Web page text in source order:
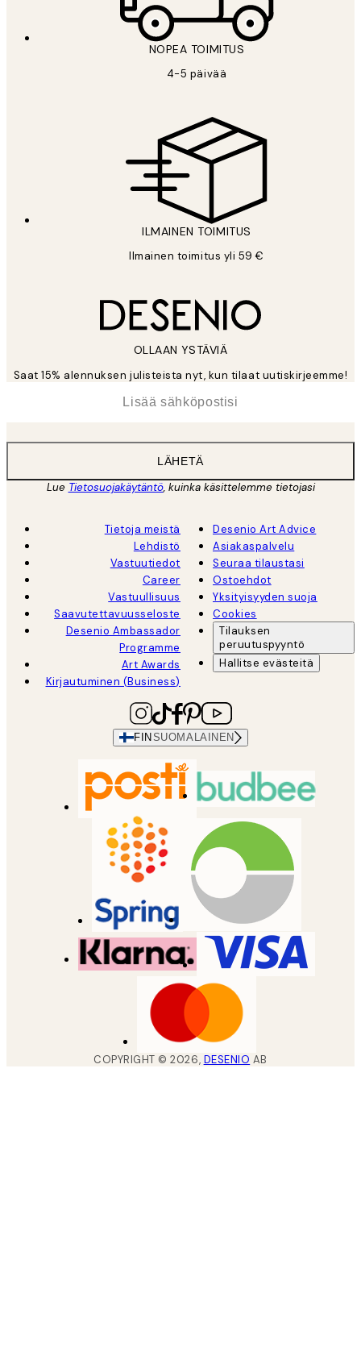
NOPEA TOIMITUS
4-5 päivää
ILMAINEN TOIMITUS
Ilmainen toimitus yli 59 €
OLLAAN YSTÄVIÄ
Saat 15% alennuksen julisteista nyt, kun tilaat uutiskirjeemme!
LÄHETÄ
Lue Tietosuojakäytäntö, kuinka käsittelemme tietojasi
Tietoja meistä
Lehdistö
Vastuutiedot
Career
Vastuullisuus
Saavutettavuusseloste
Desenio Ambassador
Programme
Art Awards
Kirjautuminen (Business)
Desenio Art Advice
Asiakaspalvelu
Seuraa tilaustasi
Ostoehdot
Yksityisyyden suoja
Cookies
Tilauksen
peruutuspyyntö
Hallitse evästeitä
FIN SUOMALAINEN
COPYRIGHT ©2026, DESENIO AB